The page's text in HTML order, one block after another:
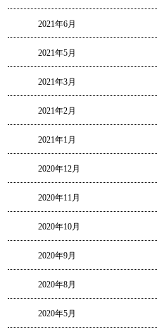
2021年6月
2021年5月
2021年3月
2021年2月
2021年1月
2020年12月
2020年11月
2020年10月
2020年9月
2020年8月
2020年5月